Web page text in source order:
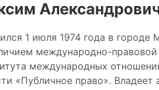
1 июля 1974 года в городе
международно-
международных
«Публичное право».